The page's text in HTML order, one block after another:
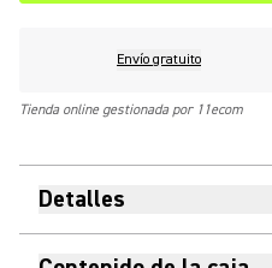
Envío gratuito
Tienda online gestionada por 11ecom
Detalles